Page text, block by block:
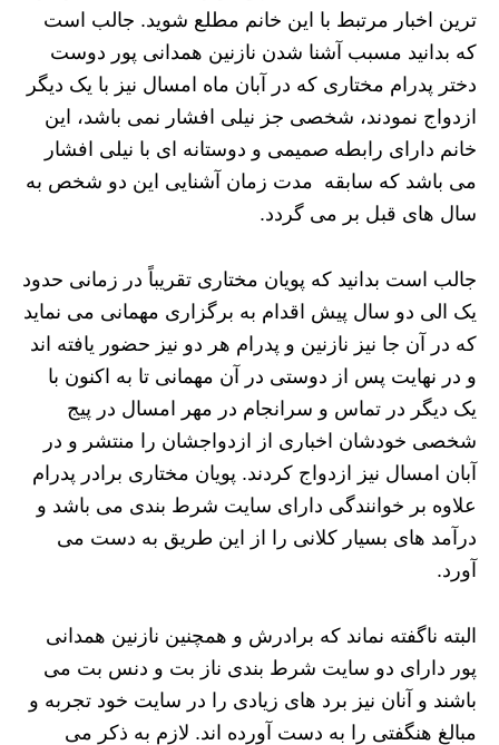
ترین اخبار مرتبط با این خانم مطلع شوید. جالب است
که بدانید مسبب آشنا شدن نازنین همدانی پور دوست
دختر پدرام مختاری که در آبان ماه امسال نیز با یک دیگر
ازدواج نمودند، شخصی جز نیلی افشار نمی باشد، این
خانم دارای رابطه صمیمی و دوستانه ای با نیلی افشار
می باشد که سابقه مدت زمان آشنایی این دو شخص به
سال های قبل بر می گردد.
جالب است بدانید که پویان مختاری تقریباً در زمانی حدود
یک الی دو سال پیش اقدام به برگزاری مهمانی می نماید
که در آن جا نیز نازنین و پدرام هر دو نیز حضور یافته اند
و در نهایت پس از دوستی در آن مهمانی تا به اکنون با
یک دیگر در تماس و سرانجام در مهر امسال در پیج
شخصی خودشان اخباری از ازدواجشان را منتشر و در
آبان امسال نیز ازدواج کردند. پویان مختاری برادر پدرام
علاوه بر خوانندگی دارای سایت شرط بندی می باشد و
درآمد های بسیار کلانی را از این طریق به دست می
آورد.
البته ناگفته نماند که برادرش و همچنین نازنین همدانی
پور دارای دو سایت شرط بندی ناز بت و دنس بت می
باشند و آنان نیز برد های زیادی را در سایت خود تجربه و
مبالغ هنگفتی را به دست آورده اند. لازم به ذکر می